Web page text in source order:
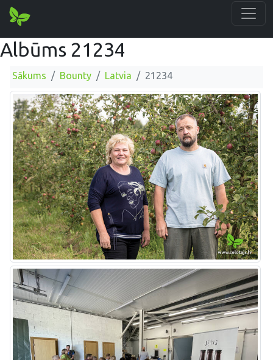
Albūms 21234
Sākums Bounty Latvia 21234